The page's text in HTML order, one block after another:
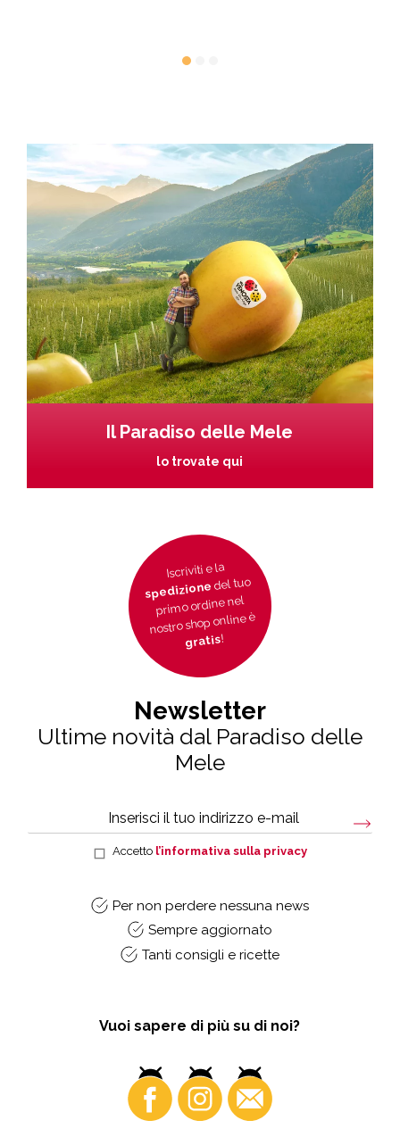
Il Paradiso delle Mele
lo trovate qui
Iscriviti e la
spedizionedel tuo
primo ordine nel
nostro shop online è
gratis!
Newsletter
Ultime novità dal Paradiso delle
Mele
Accetto l’informativa sulla privacy
Per non perdere nessuna news
Sempre aggiornato
Tanti consigli e ricette
Vuoi sapere di più su di noi?